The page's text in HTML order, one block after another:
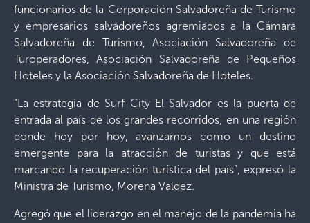
funcionarios de la Corporación Salvadoreña de Turismo
y empresarios salvadoreños agremiados a la Cámara
Salvadoreña de Turismo, Asociación Salvadoreña de
Turoperadores, Asociación Salvadoreña de Pequeños
Hoteles y la Asociación Salvadoreña de Hoteles.
“La estrategia de Surf City El Salvador es la puerta de
entrada al país de los grandes recorridos, en una región
donde hoy por hoy, avanzamos como un destino
emergente para la atracción de turistas y que está
marcando la recuperación turística del país”, expresó la
Ministra de Turismo, Morena Valdez.
Agregó que el liderazgo en el manejo de la pandemia ha